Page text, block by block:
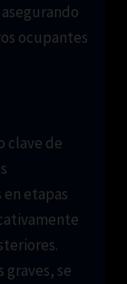
ocupantes
clave de
etapas
se